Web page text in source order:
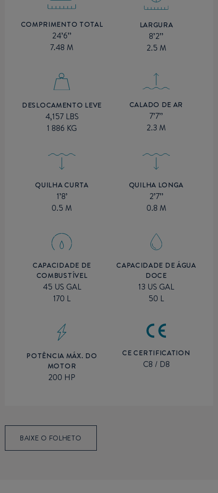
COMPRIMENTO TOTAL
24’6’’
7.48 M
LARGURA
8’2’’
2.5 M
DESLOCAMENTO LEVE
4,157 LBS
1 886 KG
CALADO DE AR
7’7’’
2.3 M
QUILHA CURTA
1’8’
0.5 M
QUILHA LONGA
2’7’’
0.8 M
CAPACIDADE DE
COMBUSTÍVEL
45 US GAL
170 L
CAPACIDADE DE ÁGUA
DOCE
13 US GAL
50 L
POTÊNCIA MÁX. DO
MOTOR
200 HP
CE CERTIFICATION
C8 / D8
BAIXE O FOLHETO